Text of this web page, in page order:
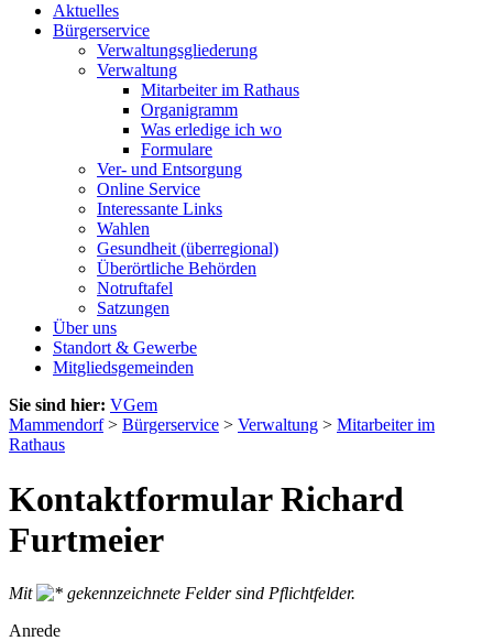
Aktuelles
Bürgerservice
Verwaltungsgliederung
Verwaltung
Mitarbeiter im Rathaus
Organigramm
Was erledige ich wo
Formulare
Ver- und Entsorgung
Online Service
Interessante Links
Wahlen
Gesundheit (überregional)
Überörtliche Behörden
Notruftafel
Satzungen
Über uns
Standort & Gewerbe
Mitgliedsgemeinden
Sie sind hier: VGem
Mammendorf> Bürgerservice > Verwaltung > Mitarbeiter im
Rathaus
Kontaktformular Richard
Furtmeier
Mit
gekennzeichnete Felder sind Pflichtfelder.
Anrede